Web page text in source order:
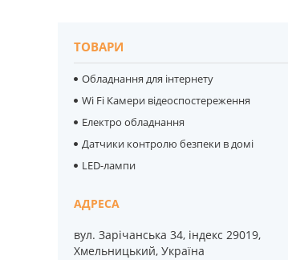
ТОВАРИ
Обладнання для інтернету
Wi Fi Камери відеоспостереження
Електро обладнання
Датчики контролю безпеки в домі
LED-лампи
вул. Зарічанська 34, індекс 29019,
Хмельницький, Україна